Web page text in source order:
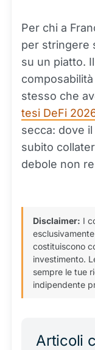
Per chi a
per stringere
su un piatto.
stesso che
tesi DeFi
secca: dove
subito
debole non
Disclaimer: I
costituiscono
investimento.
sempre le tue
indipendente
Articoli